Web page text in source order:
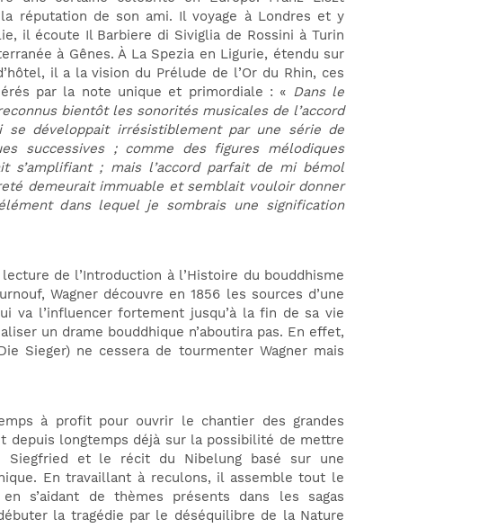
réputation de son ami. Il voyage à Londres et y
il écoute Il Barbiere di Siviglia de Rossini à Turin
à Gênes. À La Spezia en Ligurie, étendu sur
il a la vision du Prélude de l’Or du Rhin, ces
par la note unique et primordiale : « Dans le
bientôt les sonorités musicales de l’accord
se développait irrésistiblement par une série de
successives ; comme des figures mélodiques
s’amplifiant ; mais l’accord parfait de mi bémol
demeurait immuable et semblait vouloir donner
dans lequel je sombrais une signification
de l’Introduction à l’Histoire du bouddhisme
Wagner découvre en 1856 les sources d’une
va l’influencer fortement jusqu’à la fin de sa vie
un drame bouddhique n’aboutira pas. En effet,
Sieger) ne cessera de tourmenter Wagner mais
à profit pour ouvrir le chantier des grandes
depuis longtemps déjà sur la possibilité de mettre
Siegfried et le récit du Nibelung basé sur une
En travaillant à reculons, il assemble tout le
s’aidant de thèmes présents dans les sagas
la tragédie par le déséquilibre de la Nature